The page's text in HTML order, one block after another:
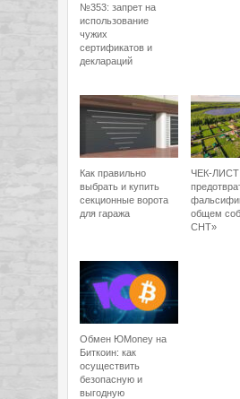
№353: запрет на
использование
чужих
сертификатов и
деклараций
Как правильно
выбрать и купить
секционные ворота
для гаража
ЧЕК-ЛИСТ
общем
СНТ»
Обмен ЮMoney на
Биткоин: как
осуществить
безопасную и
выгодную